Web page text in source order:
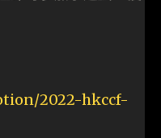
2022-hkccf-